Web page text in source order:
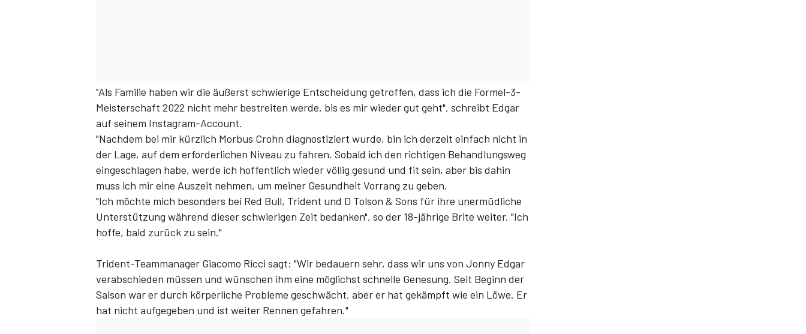
"Als Familie haben wir die äußerst schwierige Entscheidung getroffen, dass ich die Formel-3-
Meisterschaft 2022 nicht mehr bestreiten werde, bis es mir wieder gut geht", schreibt Edgar
auf seinem Instagram-Account.
"Nachdem bei mir kürzlich Morbus Crohn diagnostiziert wurde, bin ich derzeit einfach nicht in
der Lage, auf dem erforderlichen Niveau zu fahren. Sobald ich den richtigen Behandlungsweg
eingeschlagen habe, werde ich hoffentlich wieder völlig gesund und fit sein, aber bis dahin
muss ich mir eine Auszeit nehmen, um meiner Gesundheit Vorrang zu geben.
"Ich möchte mich besonders bei Red Bull, Trident und D Tolson & Sons für ihre unermüdliche
Unterstützung während dieser schwierigen Zeit bedanken", so der 18-jährige Brite weiter. "Ich
hoffe, bald zurück zu sein."
Trident-Teammanager Giacomo Ricci sagt: "Wir bedauern sehr, dass wir uns von Jonny Edgar
verabschieden müssen und wünschen ihm eine möglichst schnelle Genesung. Seit Beginn der
Saison war er durch körperliche Probleme geschwächt, aber er hat gekämpft wie ein Löwe. Er
hat nicht aufgegeben und ist weiter Rennen gefahren."